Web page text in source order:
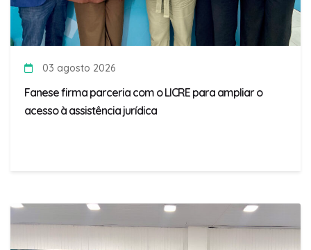
03 agosto 2026
Fanese firma parceria com o LICRE para ampliar o
acesso à assistência jurídica